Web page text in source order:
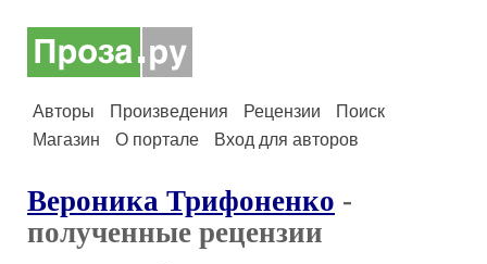
Авторы Произведения Рецензии
Поиск
Магазин
О портале Вход для авторов
Вероника Трифоненко -
полученные рецензии